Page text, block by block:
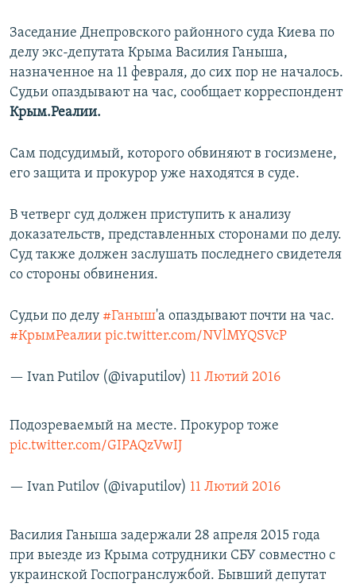
Заседание Днепровского районного суда Киева по
делу экс-депутата Крыма Василия Ганыша,
назначенное на 11 февраля, до сих пор не началось.
Судьи опаздывают на час, сообщает корреспондент
Крым.Реалии.
Сам подсудимый, которого обвиняют в госизмене,
его защита и прокурор уже находятся в суде.
В четверг суд должен приступить к анализу
доказательств, представленных сторонами по делу.
Суд также должен заслушать последнего свидетеля
со стороны обвинения.
Судьи по делу #Ганыш'а опаздывают почти на час.
#КрымРеалии pic.twitter.com/NVlMYQSVcP
— Ivan Putilov (@ivaputilov) 11 Лютий 2016
Подозреваемый на месте. Прокурор тоже
pic.twitter.com/GIPAQzVwIJ
— Ivan Putilov (@ivaputilov) 11 Лютий 2016
Василия Ганыша задержали 28 апреля 2015 года
при выезде из Крыма сотрудники СБУ совместно с
украинской Госпогранслужбой. Бывший депутат